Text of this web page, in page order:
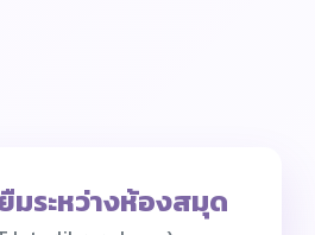
มระหว่างห้องสมุด